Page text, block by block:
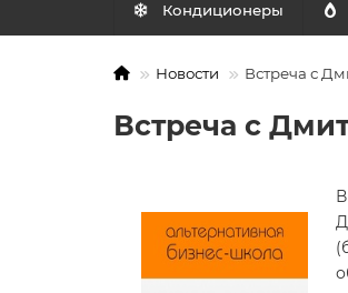
Кондиционеры
Новости Встреча с
Встреча с